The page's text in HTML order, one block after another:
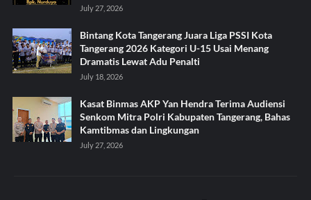
July 27, 2026
Bintang Kota Tangerang Juara Liga PSSI Kota
Tangerang 2026 Kategori U-15 Usai Menang
Dramatis Lewat Adu Penalti
July 18, 2026
Kasat Binmas AKP Yan Hendra Terima Audiensi
Senkom Mitra Polri Kabupaten Tangerang, Bahas
Kamtibmas dan Lingkungan
July 27, 2026